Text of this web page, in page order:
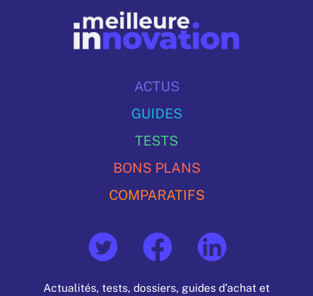
ACTUS
GUIDES
TESTS
BONS PLANS
COMPARATIFS
Actualités, tests, dossiers, guides d’achat et